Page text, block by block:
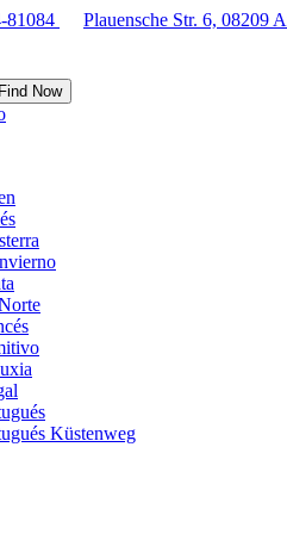
81084 Plauensche Str. 6, 08209
Find Now
Küstenweg